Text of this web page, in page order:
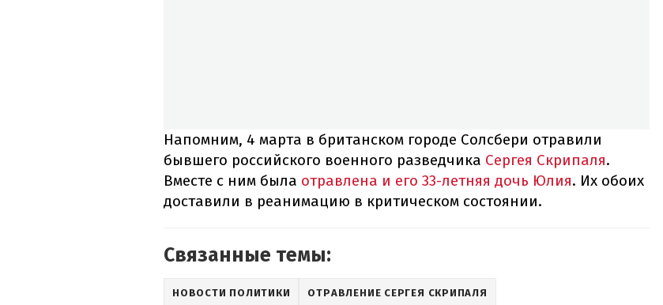
Напомним, 4 марта в британском городе Солсбери отравили
бывшего российского военного разведчика Сергея Скрипаля.
Вместе с ним была отравлена и его 33-летняя дочь Юлия. Их обоих
доставили в реанимацию в критическом состоянии.
Связанные темы:
НОВОСТИ ПОЛИТИКИ ОТРАВЛЕНИЕ СЕРГЕЯ СКРИПАЛЯ